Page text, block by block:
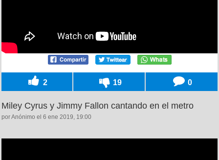
2 19 0
Miley Cyrus y Jimmy Fallon cantando en el metro
por Anónimo el 6 ene 2019, 19:00